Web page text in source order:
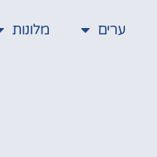
ערים מלונות